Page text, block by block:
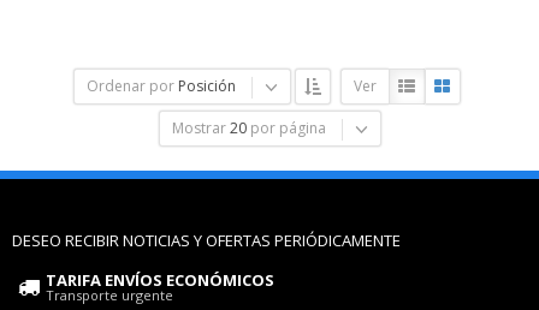
Ordenar por Posición Ver
Mostrar 20 por página
DESEO RECIBIR NOTICIAS Y OFERTAS PERIÓDICAMENTE
TARIFA ENVÍOS ECONÓMICOS
Transporte urgente